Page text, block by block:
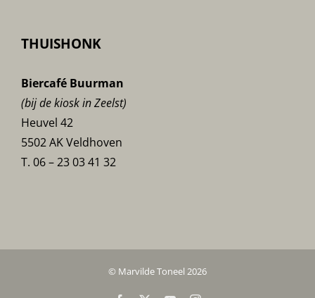
THUISHONK
Biercafé Buurman
(bij de kiosk in Zeelst)
Heuvel 42
5502 AK Veldhoven
T. 06 – 23 03 41 32
© Marvilde Toneel 2026